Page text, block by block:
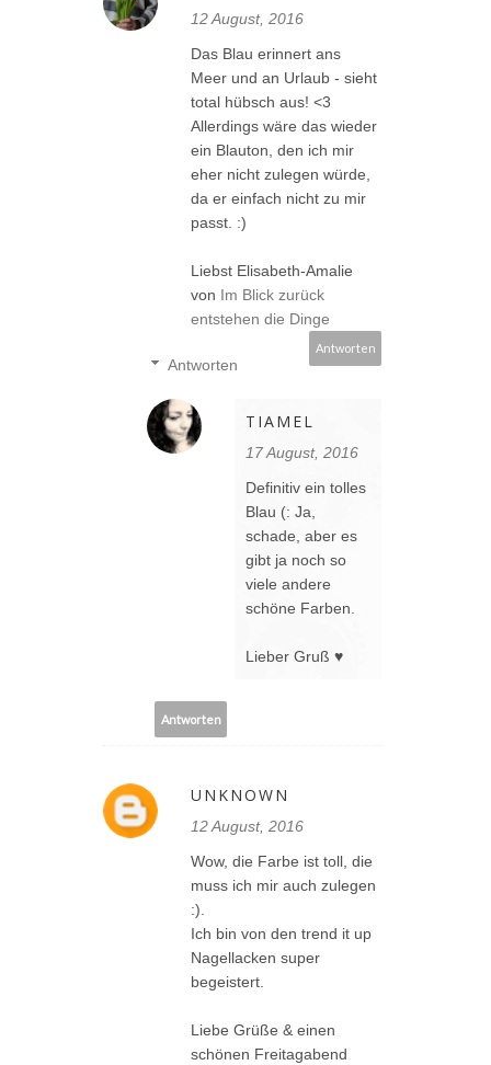
12 August, 2016
Das Blau erinnert ans
Meer und an Urlaub - sieht
total hübsch aus! <3
Allerdings wäre das wieder
ein Blauton, den ich mir
eher nicht zulegen würde,
da er einfach nicht zu mir
passt. :)
Liebst Elisabeth-Amalie
von Im Blick zurück
entstehen die Dinge
Antworten
Antworten
TIAMEL
17 August, 2016
Definitiv ein tolles
Blau (: Ja,
schade, aber es
gibt ja noch so
viele andere
schöne Farben.
Lieber Gruß ♥
Antworten
UNKNOWN
12 August, 2016
Wow, die Farbe ist toll, die
muss ich mir auch zulegen
:).
Ich bin von den trend it up
Nagellacken super
begeistert.
Liebe Grüße & einen
schönen Freitagabend